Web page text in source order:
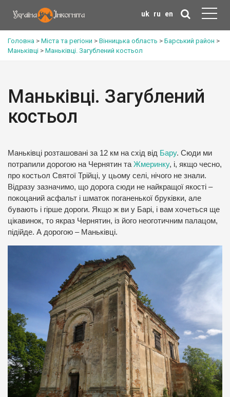
uk ru en
Головна > Міста та регіони > Вінницька область > Барський район >
Маньківці > Маньківці. Загублений костьол
Маньківці. Загублений
костьол
Маньківці розташовані за 12 км на схід від Бару. Сюди ми
потрапили дорогою на Чернятин та Жмеринку, і, якщо чесно,
про костьол Святої Трійці, у цьому селі, нічого не знали.
Відразу зазначимо, що дорога сюди не найкращої якості –
покоцаний асфальт і шматок поганенької бруківки, але
бувають і гірше дороги. Якщо ж ви у Барі, і вам хочеться ще
цікавинок, то якраз Чернятин, із його неоготичним палацом,
підійде. А дорогою – Маньківці.